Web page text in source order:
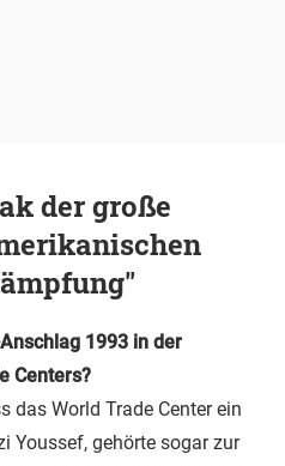
der große
1993 in der
Centers?
das World Trade Center ein
Youssef, gehörte sogar zur